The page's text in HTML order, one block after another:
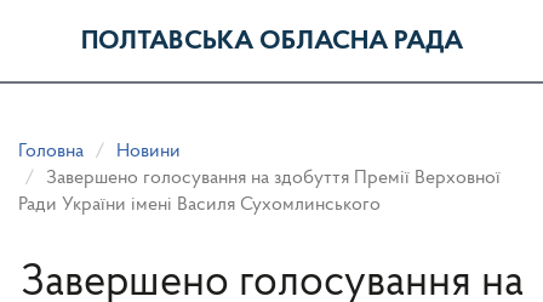
ПОЛТАВСЬКА ОБЛАСНА РАДА
Головна
Новини
Завершено голосування на здобуття Премії Верховної
Ради України імені Василя Сухомлинського
Завершено голосування на